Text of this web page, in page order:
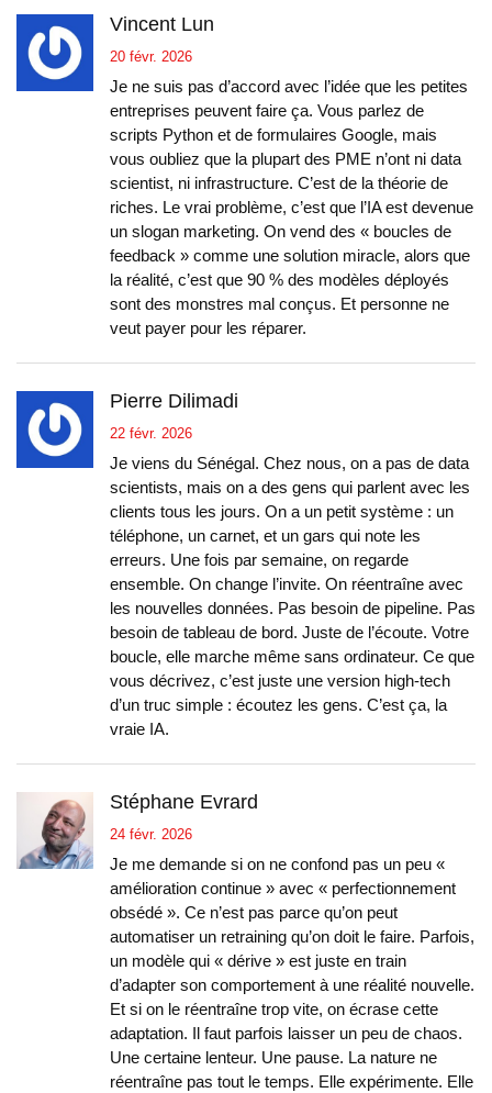
Vincent Lun
20 févr. 2026
Je ne suis pas d’accord avec l’idée que les petites
entreprises peuvent faire ça. Vous parlez de
scripts Python et de formulaires Google, mais
vous oubliez que la plupart des PME n’ont ni data
scientist, ni infrastructure. C’est de la théorie de
riches. Le vrai problème, c’est que l’IA est devenue
un slogan marketing. On vend des « boucles de
feedback » comme une solution miracle, alors que
la réalité, c’est que 90 % des modèles déployés
sont des monstres mal conçus. Et personne ne
veut payer pour les réparer.
Pierre Dilimadi
22 févr. 2026
Je viens du Sénégal. Chez nous, on a pas de data
scientists, mais on a des gens qui parlent avec les
clients tous les jours. On a un petit système : un
téléphone, un carnet, et un gars qui note les
erreurs. Une fois par semaine, on regarde
ensemble. On change l’invite. On réentraîne avec
les nouvelles données. Pas besoin de pipeline. Pas
besoin de tableau de bord. Juste de l’écoute. Votre
boucle, elle marche même sans ordinateur. Ce que
vous décrivez, c’est juste une version high-tech
d’un truc simple : écoutez les gens. C’est ça, la
vraie IA.
Stéphane Evrard
24 févr. 2026
Je me demande si on ne confond pas un peu «
amélioration continue » avec « perfectionnement
obsédé ». Ce n’est pas parce qu’on peut
automatiser un retraining qu’on doit le faire. Parfois,
un modèle qui « dérive » est juste en train
d’adapter son comportement à une réalité nouvelle.
Et si on le réentraîne trop vite, on écrase cette
adaptation. Il faut parfois laisser un peu de chaos.
Une certaine lenteur. Une pause. La nature ne
réentraîne pas tout le temps. Elle expérimente. Elle